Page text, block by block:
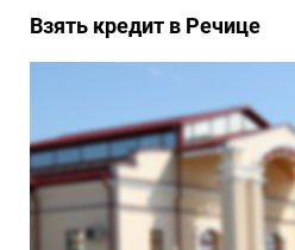
Взять кредит в Речице